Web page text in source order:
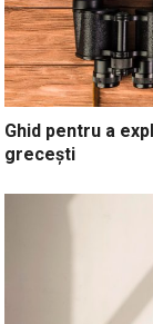
Ghid pentru a
grecești